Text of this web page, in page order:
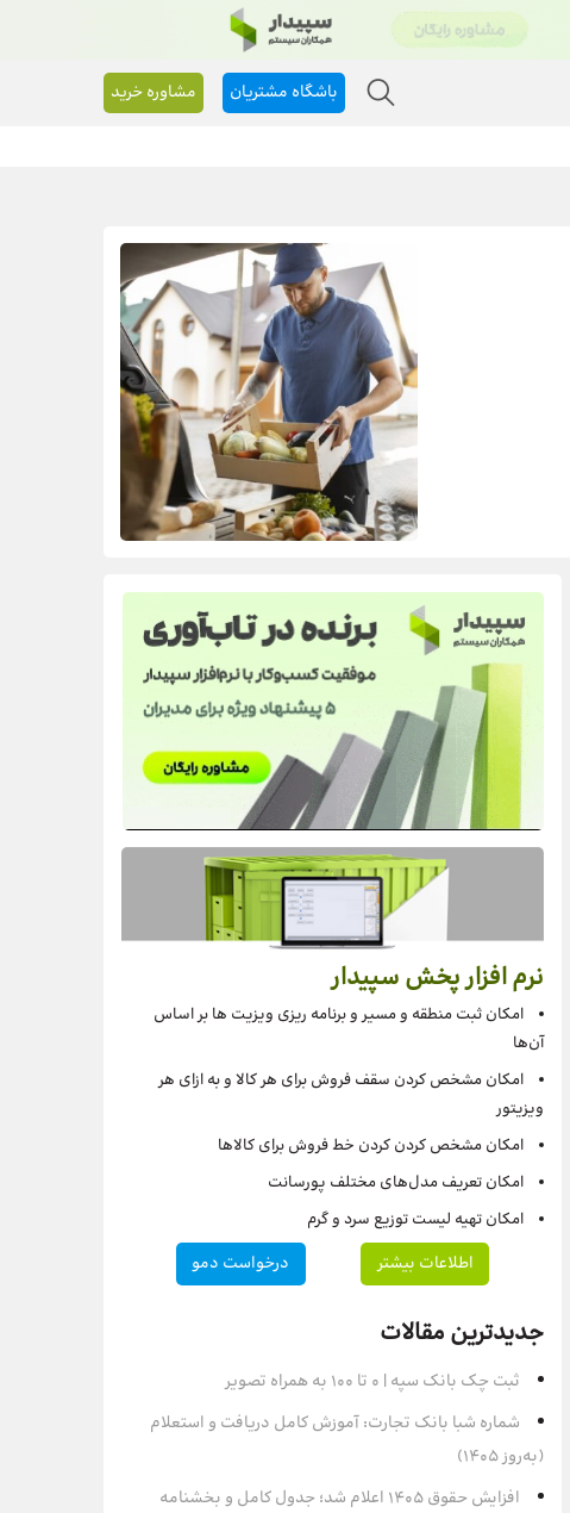
باشگاه مشتریان مشاوره خرید
نرم افزار پخش سپیدار
امکان ثبت منطقه و مسیر و برنامه ریزی ویزیت ها بر اساس
آن‌ها
امکان مشخص کردن سقف فروش برای هر کالا و به ازای هر
ویزیتور
امکان مشخص کردن کردن خط فروش برای کالاها
امکان تعریف مدل‌های مختلف پورسانت
امکان تهیه لیست توزیع سرد و گرم
اطلاعات بیشتر
درخواست دمو
جدیدترین مقالات
ثبت چک بانک سپه | ۰ تا ۱۰۰ به همراه تصویر
شماره شبا بانک تجارت: آموزش کامل دریافت و استعلام
(به‌روز ۱۴۰۵)
افزایش حقوق 1405 اعلام شد؛ جدول کامل و بخشنامه